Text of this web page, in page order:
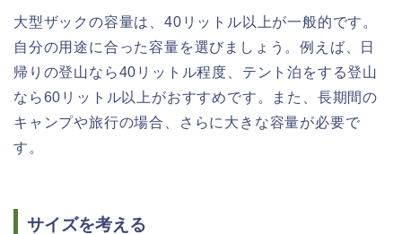
大型ザックの容量は、40リットル以上が一般的です。
自分の用途に合った容量を選びましょう。例えば、日
帰りの登山なら40リットル程度、テント泊をする登山
なら60リットル以上がおすすめです。また、長期間の
キャンプや旅行の場合、さらに大きな容量が必要で
す。
サイズを考える